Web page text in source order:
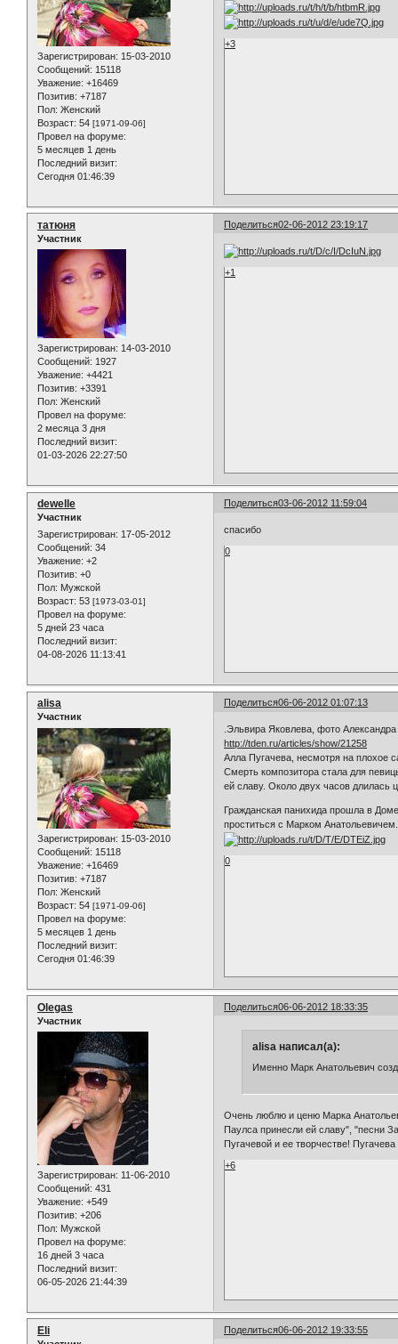
Зарегистрирован: 15-03-2010
Сообщений: 15118
Уважение: +16469
Позитив: +7187
Пол: Женский
Возраст: 54 [1971-09-06]
Провел на форуме:
5 месяцев 1 день
Последний визит:
Сегодня 01:46:39
+3
Поделиться02-06-2012 23:19:17
татюня
Участник
Зарегистрирован: 14-03-2010
Сообщений: 1927
Уважение: +4421
Позитив: +3391
Пол: Женский
Провел на форуме:
2 месяца 3 дня
Последний визит:
01-03-2026 22:27:50
+1
Поделиться03-06-2012 11:59:04
dewelle
Участник
Зарегистрирован: 17-05-2012
Сообщений: 34
Уважение: +2
Позитив: +0
Пол: Мужской
Возраст: 53 [1973-03-01]
Провел на форуме:
5 дней 23 часа
Последний визит:
04-08-2026 11:13:41
спасибо
0
Поделиться06-06-2012 01:07:13
alisa
Участник
Зарегистрирован: 15-03-2010
Сообщений: 15118
Уважение: +16469
Позитив: +7187
Пол: Женский
Возраст: 54 [1971-09-06]
Провел на форуме:
5 месяцев 1 день
Последний визит:
Сегодня 01:46:39
.Эльвира Яковлева, фото
http://tden.ru/articles/show/21258
Алла Пугачева, несмотря на плохое
Смерть композитора стала для
ей славу. Около двух часов длилась
Гражданская панихида прошла в
проститься с Марком Анатольевичем.
0
Поделиться06-06-2012 18:33:35
Olegas
Участник
Зарегистрирован: 11-06-2010
Сообщений: 431
Уважение: +549
Позитив: +206
Пол: Мужской
Провел на форуме:
16 дней 3 часа
Последний визит:
06-05-2026 21:44:39
alisa написал(а):
Именно Марк Анатольевич
Очень люблю и ценю Марка
Паулса принесли ей славу", "песни
Пугачевой и ее творчестве!
+6
Поделиться06-06-2012 19:33:55
Eli